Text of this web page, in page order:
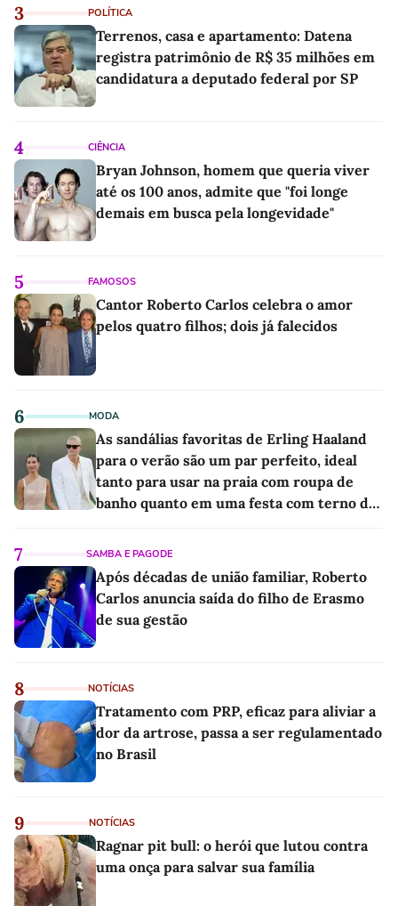
3 POLÍTICA
Terrenos, casa e apartamento: Datena
registra patrimônio de R$ 35 milhões em
candidatura a deputado federal por SP
4 CIÊNCIA
Bryan Johnson, homem que queria viver
até os 100 anos, admite que "foi longe
demais em busca pela longevidade"
5 FAMOSOS
Cantor Roberto Carlos celebra o amor
pelos quatro filhos; dois já falecidos
6 MODA
As sandálias favoritas de Erling Haaland
para o verão são um par perfeito, ideal
tanto para usar na praia com roupa de
banho quanto em uma festa com terno de
7 SAMBA E PAGODE
Após décadas de união familiar, Roberto
Carlos anuncia saída do filho de Erasmo
de sua gestão
8 NOTÍCIAS
Tratamento com PRP, eficaz para aliviar a
dor da artrose, passa a ser regulamentado
no Brasil
9 NOTÍCIAS
Ragnar pit bull: o herói que lutou contra
uma onça para salvar sua família